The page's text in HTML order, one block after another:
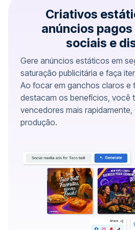
Criativos
anúncios pagos
sociais e
Gere anúncios estáticos em
saturação publicitária e faça
Ao focar em ganchos claros e
destacam os benefícios, você
vencedores mais
produção.